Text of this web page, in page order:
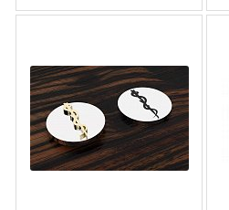
MŠ č. 2